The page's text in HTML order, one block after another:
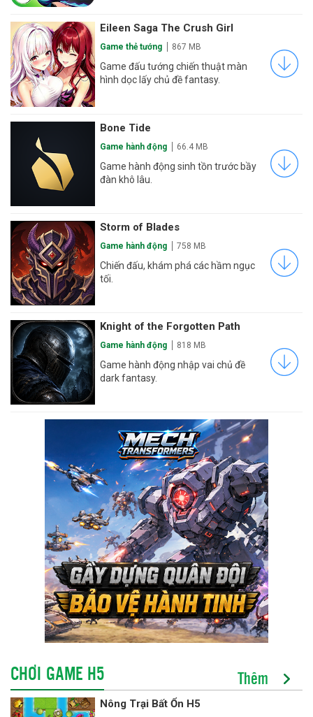
Eileen Saga The Crush Girl
Game thẻ tướng 867 MB
Game đấu tướng chiến thuật màn
hình dọc lấy chủ đề fantasy.
Bone Tide
Game hành động 66.4 MB
Game hành động sinh tồn trước bầy
đàn khô lâu.
Storm of Blades
Game hành động 758 MB
Chiến đấu, khám phá các hầm ngục
tối.
Knight of the Forgotten Path
Game hành động 818 MB
Game hành động nhập vai chủ đề
dark fantasy.
CHƠI GAME H5 Thêm
Nông Trại Bất Ổn H5